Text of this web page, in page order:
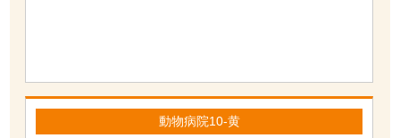
動物病院10-黄